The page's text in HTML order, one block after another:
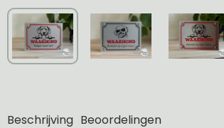
Beschrijving Beoordelingen